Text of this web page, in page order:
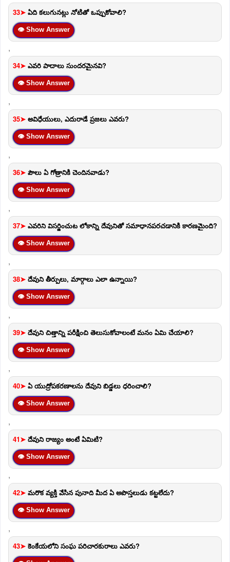
33➤ ఏది కలుగునట్లు నోటితో ఒప్పుకోవాలి?
👁 Show Answer
,
34➤ ఎవరి పాదాలు సుందరమైనవి?
👁 Show Answer
,
35➤ అవిధేయులు, ఎదురాడే ప్రజలు ఎవరు?
👁 Show Answer
,
36➤ పౌలు ఏ గోత్రానికి చెందినవాడు?
👁 Show Answer
,
37➤ ఎవరిని విసర్జించుట లోకాన్ని దేవునితో సమాధానపరచడానికి కారణమైంది?
👁 Show Answer
,
38➤ దేవుని తీర్పులు, మార్గాలు ఎలా ఉన్నాయి?
👁 Show Answer
,
39➤ దేవుని చిత్తాన్ని పరీక్షించి తెలుసుకోవాలంటే మనం ఏమి చేయాలి?
👁 Show Answer
,
40➤ ఏ యుద్రోపకరణాలను దేవుని బిడ్డలు ధరించాలి?
👁 Show Answer
,
41➤ దేవుని రాజ్యం అంటే ఏమిటి?
👁 Show Answer
,
42➤ మరొక వ్యక్తి వేసిన పునాది మీద ఏ అపొస్తలుడు కట్టలేదు?
👁 Show Answer
,
43➤ కెంకేయలోని సంఘ పరిచారకురాలు ఎవరు?